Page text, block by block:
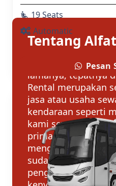
airline_seat_recline_extra 19 Seats
Automatic
Pesan
Tentang
Alfath Rental
lamanya, tepatnya
Rental merupakan
jasa atau usaha
kendaraan seperti
kami sewakan
prima atau siap
menggunakan
sudah dikenal para
pengguna mobil di